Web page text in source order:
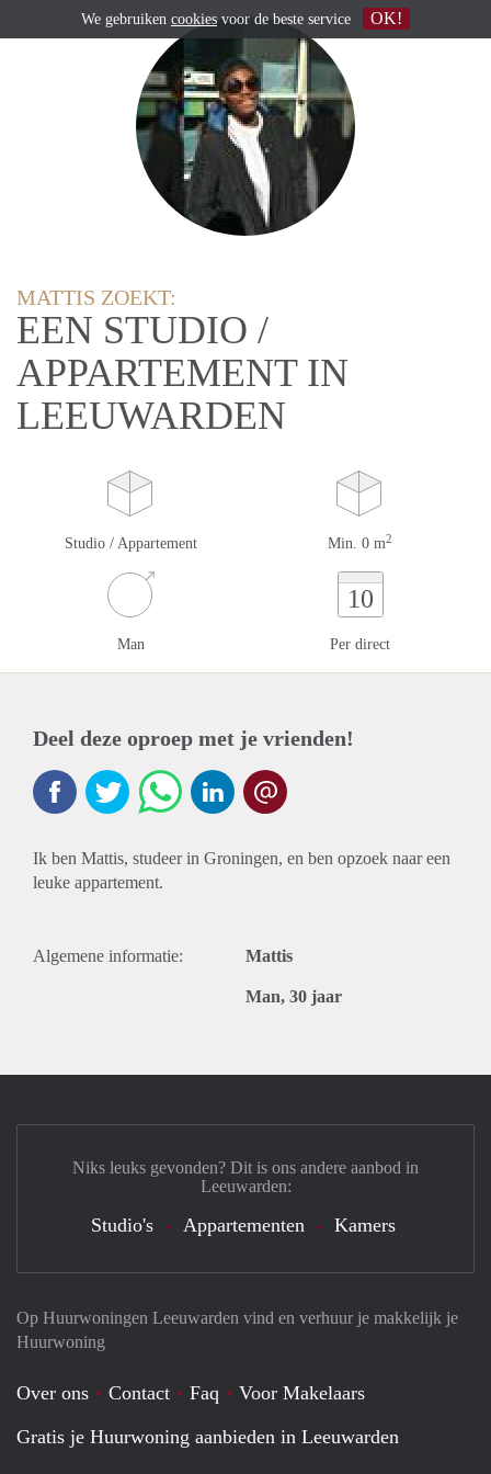
MATTIS ZOEKT:
EEN STUDIO /
APPARTEMENT IN
LEEUWARDEN
Studio / Appartement Min. 0 m2
Man
10
Per direct
Deel deze oproep met je vrienden!
Ik ben Mattis, studeer in Groningen, en ben opzoek naar een
leuke appartement.
Algemene informatie: Mattis
Man, 30 jaar
Op Huurwoningen Leeuwarden vind en verhuur je makkelijk je
Huurwoning
Over ons Contact Faq
Voor Makelaars
Gratis je Huurwoning aanbieden in Leeuwarden
Niks leuks gevonden? Dit is ons andere aanbod in
Leeuwarden:
Studio's Appartementen Kamers
We gebruiken cookiesvoor de beste service OK!